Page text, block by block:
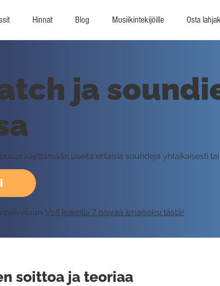
Hinnat Blog Musiikintekijöille Osta
ja
käyttämään useita erilaisia soundeja yhtaikaisesti
palveluun. Voit kokeilla 7 päivää ilmaiseksi tästä!
soittoa ja teoriaa